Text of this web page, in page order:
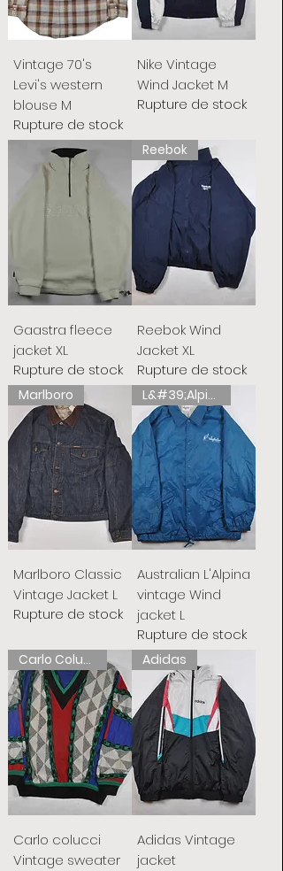
Vintage 70's
Levi's western
blouse M
Rupture de stock
Nike Vintage
Wind Jacket M
Rupture de stock
Gaastra fleece
jacket XL
Rupture de stock
Reebok
Reebok Wind
Jacket XL
Rupture de stock
Marlboro
Marlboro Classic
Vintage Jacket L
Rupture de stock
L&#39;Alpina australienne
Australian L'Alpina
vintage Wind
jacket L
Rupture de stock
Carlo Colucci
Carlo colucci
Vintage sweater
Adidas
Adidas Vintage
jacket